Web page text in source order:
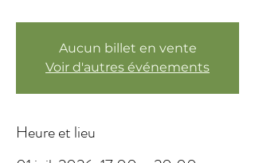
Aucun billet en vente
Voir d'autres événements
Heure et lieu